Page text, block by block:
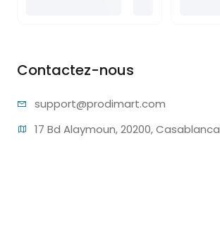
Contactez-nous
support@prodimart.com
17 Bd Alaymoun, 20200, Casablanca